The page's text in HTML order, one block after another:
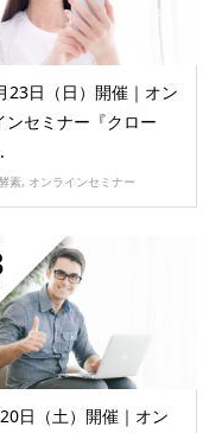
23日（日）開催｜オン
ンセミナー『クロー
素, オンラインセミナー
日（土）開催｜オン